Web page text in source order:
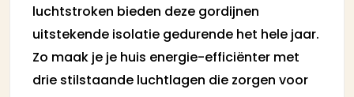
luchtstroken bieden deze gordijnen
uitstekende isolatie gedurende het hele jaar.
Zo maak je je huis energie-efficiënter met
drie stilstaande luchtlagen die zorgen voor